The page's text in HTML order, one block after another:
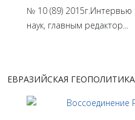
№ 10 (89)
наук, главным редактор...
ЕВРАЗИЙСКАЯ